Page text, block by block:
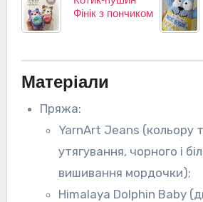
Фінік з пончиком
Матеріали
Пряжа:
YarnArt Jeans (кольору
утягування, чорного і
вишивання мордочки);
Himalaya Dolphin Baby